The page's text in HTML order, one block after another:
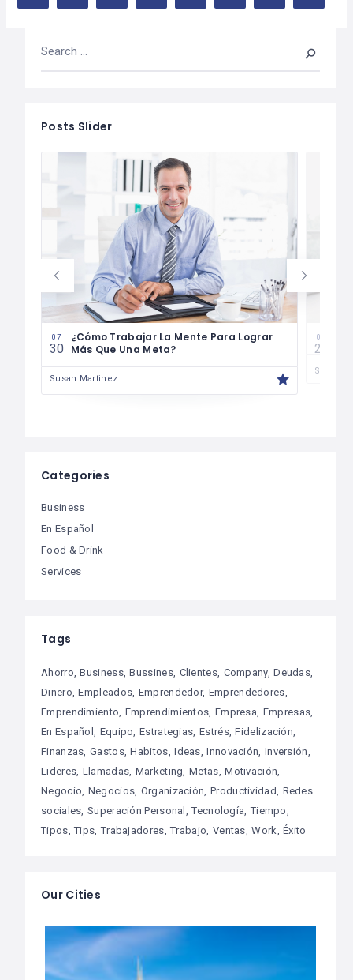
Posts Slider
07
30
¿Cómo Trabajar La Mente Para Lograr
Más Que Una Meta?
Susan Martinez
07
29
Susan
Categories
Business
En Español
Food & Drink
Services
Tags
Ahorro Business Bussines Clientes Company Deudas
Dinero Empleados Emprendedor Emprendedores
Emprendimiento Emprendimientos Empresa Empresas
En Español Equipo Estrategias Estrés Fidelización
Finanzas Gastos Habitos Ideas Innovación Inversión
Lideres Llamadas Marketing Metas Motivación
Negocio Negocios Organización Productividad Redes
sociales Superación Personal Tecnología Tiempo
Tipos Tips Trabajadores Trabajo Ventas Work Éxito
Our Cities